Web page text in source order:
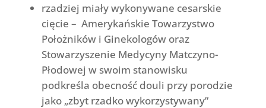
rzadziej miały wykonywane cesarskie
cięcie – Amerykańskie Towarzystwo
Położników i Ginekologów oraz
Stowarzyszenie Medycyny Matczyno-
Płodowej w swoim stanowisku
podkreśla obecność douli przy porodzie
jako „zbyt rzadko wykorzystywany”